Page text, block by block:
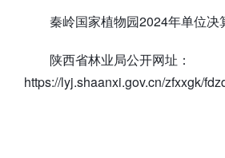
秦岭国家植物园2024年单位决
陕西省林业局公开网址：
https://lyj.shaanxi.gov.cn/zfxxgk/